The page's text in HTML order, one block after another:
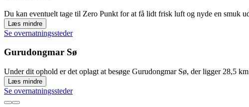
Du kan eventuelt tage til Zero Punkt for at få lidt frisk luft og nyde en smuk
Læs mindre
Se overnatningssteder
Gurudongmar Sø
Under dit ophold er det oplagt at besøge Gurudongmar Sø, der ligger 28,5
Læs mindre
Se overnatningssteder